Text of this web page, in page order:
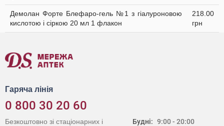
Демолан Форте Блефаро-гель №1 з гіалуроновою
кислотою і сіркою 20 мл 1 флакон
218.00
грн
Гаряча лінія
0 800 30 20 60
Будні: 9:00 - 20:00
Безкоштовно зі стаціонарних і